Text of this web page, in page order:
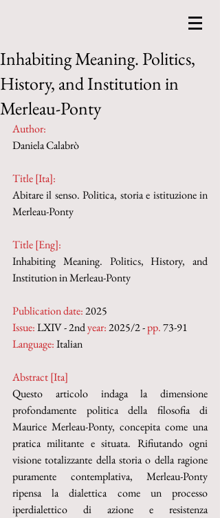
Inhabiting Meaning. Politics,
History, and Institution in
Merleau-Ponty
Author:
Daniela Calabrò
Title [Ita]:
Abitare il senso. Politica, storia e istituzione in
Merleau-Ponty
Title [Eng]:
Inhabiting Meaning. Politics, History, and
Institution in Merleau-Ponty
Publication date: 2025
Issue: LXIV - 2nd year: 2025/2 - pp. 73-91
Language: Italian
Abstract [Ita]
Questo articolo indaga la dimensione
profondamente politica della filosofia di
Maurice Merleau-Ponty, concepita come una
pratica militante e situata. Rifiutando ogni
visione totalizzante della storia o della ragione
puramente contemplativa, Merleau-Ponty
ripensa la dialettica come un processo
iperdialettico di azione e resistenza